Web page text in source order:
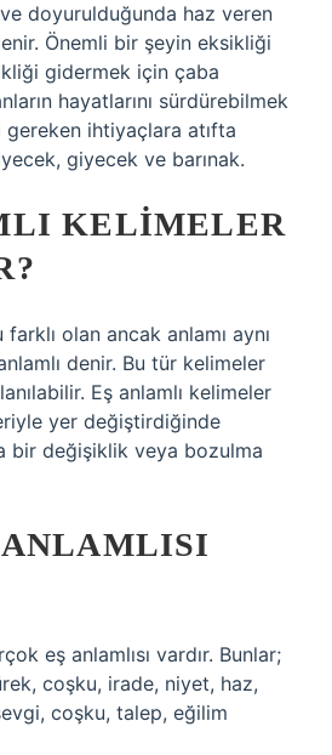
doyurulduğunda haz veren
Önemli bir şeyin eksikliği
gidermek için çaba
hayatlarını sürdürebilmek
ihtiyaçlara atıfta
giyecek ve barınak.
KELIMELER
farklı olan ancak anlamı aynı
denir. Bu tür kelimeler
Eş anlamlı kelimeler
yer değiştirdiğinde
bir değişiklik veya bozulma
eş anlamlısı vardır. Bunlar;
coşku, irade, niyet, haz,
coşku, talep, eğilim